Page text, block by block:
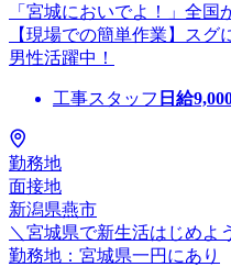
「宮城においでよ！」全国
【現場での簡単作業】スグ
男性活躍中！
工事スタッフ 日給
勤務地
面接地
新潟県燕市
＼宮城県で新生活はじめよ
勤務地：宮城県一円にあり